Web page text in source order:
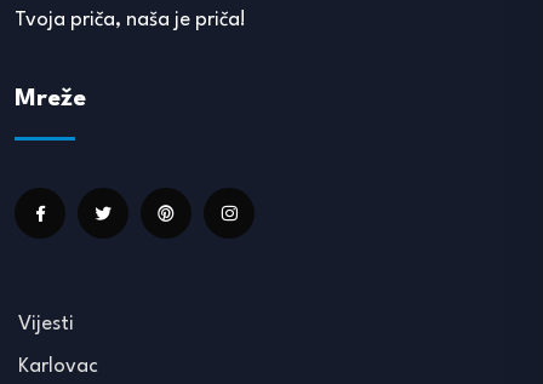
Tvoja priča, naša je priča!
Mreže
Vijesti
Karlovac